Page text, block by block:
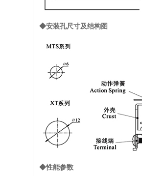
◆安装孔尺寸及结构图
◆性能参数